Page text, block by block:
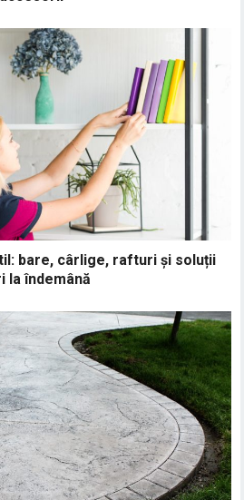
bare, cârlige, rafturi și soluții
la îndemână